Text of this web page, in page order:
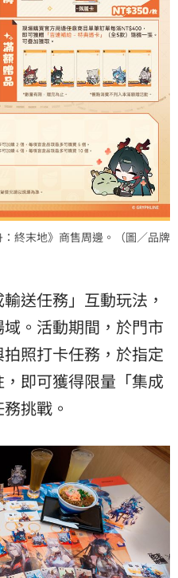
終末地》商售周邊。（圖／品牌
送任務」互動玩法，
。活動期間，於門市
照打卡任務，於指定
即可獲得限量「集成
挑戰。